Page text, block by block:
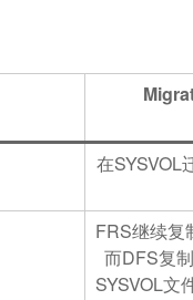
在SYSVOL
FRS继续复
而DFS复
SYSVOL文